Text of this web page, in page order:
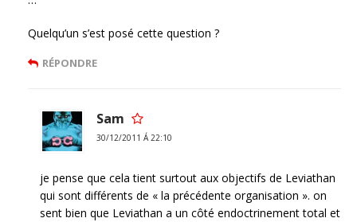
Quelqu’un s’est posé cette question ?
RÉPONDRE
Sam
30/12/2011 Á 22:10
je pense que cela tient surtout aux objectifs de Leviathan
qui sont différents de « la précédente organisation ». on
sent bien que Leviathan a un côté endoctrinement total et